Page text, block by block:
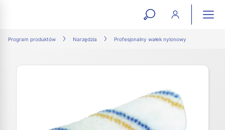
open
search
Program produktów Narzędzia Profesjonalny wałek nylonowy